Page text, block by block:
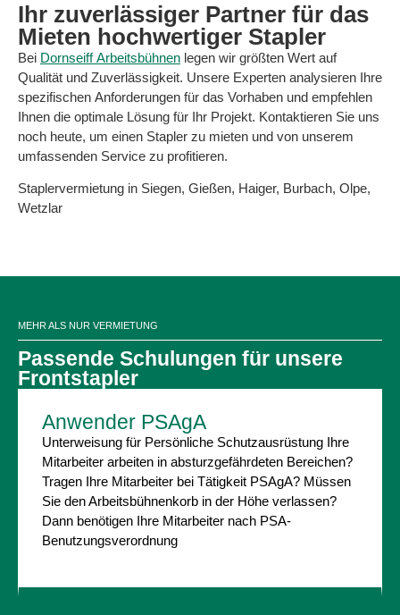
Ihr zuverlässiger Partner für das
Mieten hochwertiger Stapler
Bei Dornseiff Arbeitsbühnen legen wir größten Wert auf
Qualität und Zuverlässigkeit. Unsere Experten analysieren Ihre
spezifischen Anforderungen für das Vorhaben und empfehlen
Ihnen die optimale Lösung für Ihr Projekt. Kontaktieren Sie uns
noch heute, um einen Stapler zu mieten und von unserem
umfassenden Service zu profitieren.
Staplervermietung in Siegen, Gießen, Haiger, Burbach, Olpe,
Wetzlar
MEHR ALS NUR VERMIETUNG
Passende Schulungen für unsere
Frontstapler
Anwender PSAgA
Unterweisung für Persönliche Schutzausrüstung Ihre
Mitarbeiter arbeiten in absturzgefährdeten Bereichen?
Tragen Ihre Mitarbeiter bei Tätigkeit PSAgA? Müssen
Sie den Arbeitsbühnenkorb in der Höhe verlassen?
Dann benötigen Ihre Mitarbeiter nach PSA-
Benutzungsverordnung